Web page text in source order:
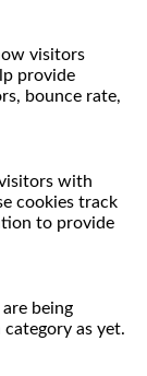
visitors
provide
bounce rate,
with
cookies track
to provide
being
as yet.